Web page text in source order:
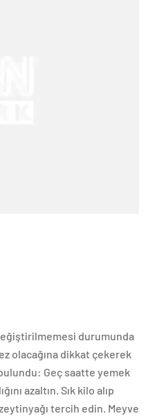
değiştirilmemesi durumunda
olacağına dikkat çekerek
Geç saatte yemek
azaltın. Sık kilo alıp
tercih edin. Meyve